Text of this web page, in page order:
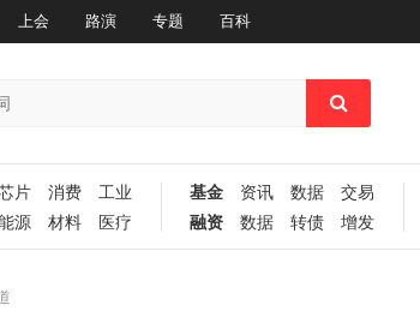
上会 路演 专题 百科
片 消费
工业
源 材料 医疗
基金 资讯 数据
交易
融资
数据 转债 增发